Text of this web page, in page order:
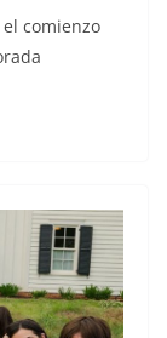
el comienzo